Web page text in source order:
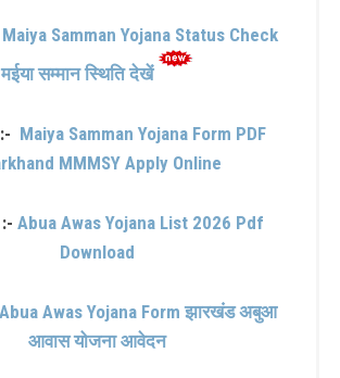
Maiya Samman Yojana Status Check
मईया सम्मान स्थिति देखें
Maiya Samman Yojana Form PDF
MMMSY Apply Online
Abua Awas Yojana List 2026 Pdf
Download
Abua Awas Yojana Form झारखंड अबुआ
आवास योजना आवेदन